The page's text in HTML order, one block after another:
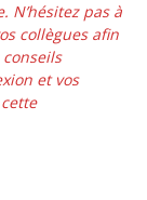
N’hésitez pas à
collègues afin
et vos